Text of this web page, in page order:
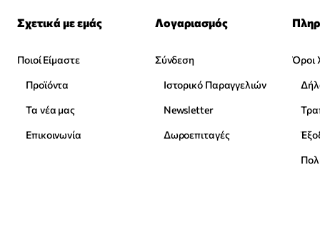
Σχετικά με εμάς
Ποιοί Είμαστε
Προϊόντα
Τα νέα μας
Επικοινωνία
Λογαριασμός
Σύνδεση
Ιστορικό Παραγγελιών
Newsletter
Δωροεπιταγές
Όροι